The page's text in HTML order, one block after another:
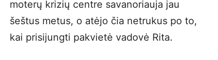
moterų krizių centre savanoriauja jau
šeštus metus, o atėjo čia netrukus po to,
kai prisijungti pakvietė vadovė Rita.